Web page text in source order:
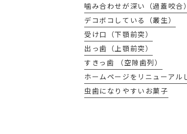
噛み合わせが深い（過蓋咬合）
デコボコしている（叢生）
受け口（下顎前突）
出っ歯（上顎前突）
すきっ歯 （空隙歯列）
虫歯になりやすいお菓子